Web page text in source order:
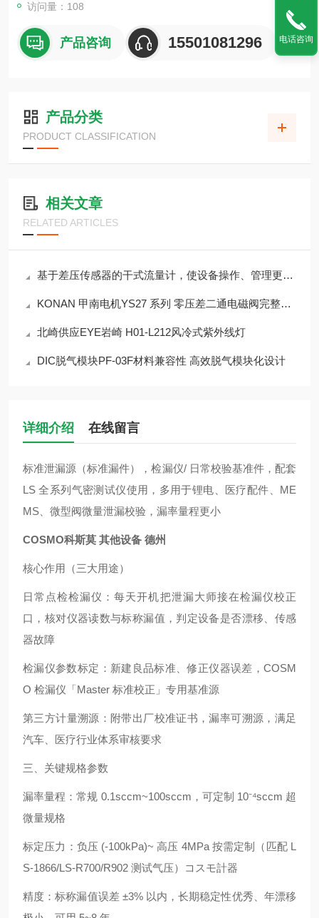
访问量：108
产品咨询 15501081296
产品分类
PRODUCT CLASSIFICATION
相关文章
RELATED ARTICLES
基于差压传感器的干式流量计，使设备操作、管理更简单HV-500R
KONAN 甲南电机YS27 系列 零压差二通电磁阀完整产品介绍
北崎供应EYE岩崎 H01-L212风冷式紫外线灯
DIC脱气模块PF-03F材料兼容性 高效脱气模块化设计
详细介绍 在线留言
标准泄漏源（标准漏件），检漏仪/ 日常校验基准件，配套
LS 全系列气密测试仪使用，多用于锂电、医疗配件、ME
MS、微型阀微量泄漏校验，漏率量程更小
COSMO科斯莫 其他设备 德州
核心作用（三大用途）
日常点检检漏仪：每天开机把泄漏大师接在检漏仪校正
口，核对仪器读数与标称漏值，判定设备是否漂移、传感
器故障
检漏仪参数标定：新建良品标准、修正仪器误差，COSM
O 检漏仪「Master 标准校正」专用基准源
第三方计量溯源：附带出厂校准证书，漏率可溯源，满足
汽车、医疗行业体系审核要求
三、关键规格参数
漏率量程：常规 0.1sccm~100sccm，可定制 10⁻⁴sccm 超
微量规格
标定压力：负压 (-100kPa)~ 高压 4MPa 按需定制（匹配 L
S-1866/LS-R700/R902 测试气压）コスモ計器
精度：标称漏值误差 ±3% 以内，长期稳定性优秀、年漂移
电话咨询